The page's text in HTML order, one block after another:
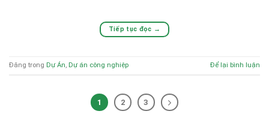
Tiếp tục đọc →
Đăng trong Dự Án, Dự án công nghiệp Để lại bình luận
1 2 3